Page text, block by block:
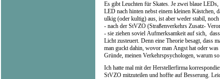
Es gibt Leuchten für Skates. Je zwei blaue
LED nach hinten nebst einem kleinen
ulkig (oder kultig) aus, ist aber weder stabil,
- nach der StVZO (Straßenverkehrs Zusatz-
- sie ziehen soviel Aufmerksamkeit auf sich,
Licht zusteuert. Denn eine Theorie besagt,
man guckt dahin, wovor man Angst hat oder
Gründe, meinen Verkehrspsychologen, warum
Ich hatte mal mit der Herstellerfirma
StVZO mitzuteilen und hoffte auf Besserung.